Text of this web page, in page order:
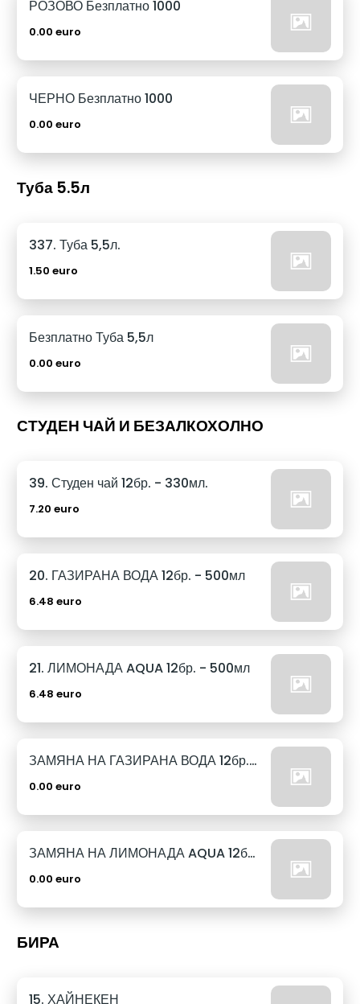
РОЗОВО Безплатно 1000
0.00 euro
ЧЕРНО Безплатно 1000
0.00 euro
Туба 5.5л
337. Туба 5,5л.
1.50 euro
Безплатно Туба 5,5л
0.00 euro
СТУДЕН ЧАЙ И БЕЗАЛКОХОЛНО
39. Студен чай 12бр. - 330мл.
7.20 euro
20. ГАЗИРАНА ВОДА 12бр. - 500мл
6.48 euro
21. ЛИМОНАДА AQUA 12бр. - 500мл
6.48 euro
ЗАМЯНА НА ГАЗИРАНА ВОДА 12бр. - 500мл
0.00 euro
ЗАМЯНА НА ЛИМОНАДА AQUA 12бр. - 500мл
0.00 euro
БИРА
15. ХАЙНЕКЕН